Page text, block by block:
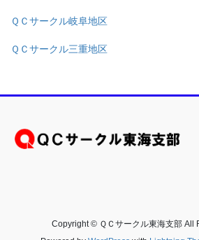
ＱＣサークル岐阜地区
ＱＣサークル三重地区
Copyright © ＱＣサークル東海支部 All